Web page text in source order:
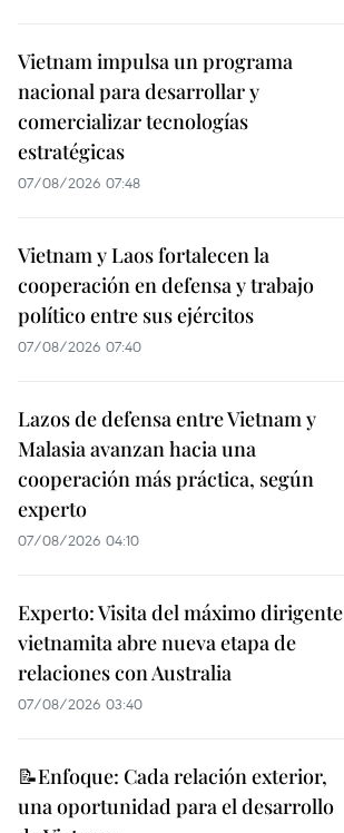
Vietnam impulsa un programa
nacional para desarrollar y
comercializar tecnologías
estratégicas
07/08/2026 07:48
Vietnam y Laos fortalecen la
cooperación en defensa y trabajo
político entre sus ejércitos
07/08/2026 07:40
Lazos de defensa entre Vietnam y
Malasia avanzan hacia una
cooperación más práctica, según
experto
07/08/2026 04:10
Experto: Visita del máximo dirigente
vietnamita abre nueva etapa de
relaciones con Australia
07/08/2026 03:40
📝Enfoque: Cada relación exterior,
una oportunidad para el desarrollo